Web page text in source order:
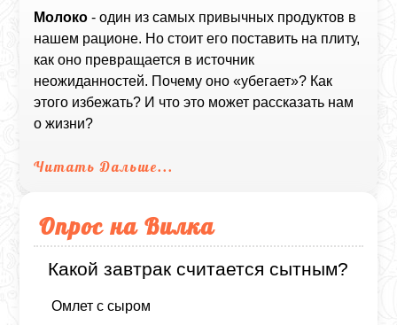
Молоко - один из самых привычных продуктов в
нашем рационе. Но стоит его поставить на плиту,
как оно превращается в источник
неожиданностей. Почему оно «убегает»? Как
этого избежать? И что это может рассказать нам
о жизни?
Читать Дальше...
Опрос на Вилка
Какой завтрак считается сытным?
Омлет с сыром